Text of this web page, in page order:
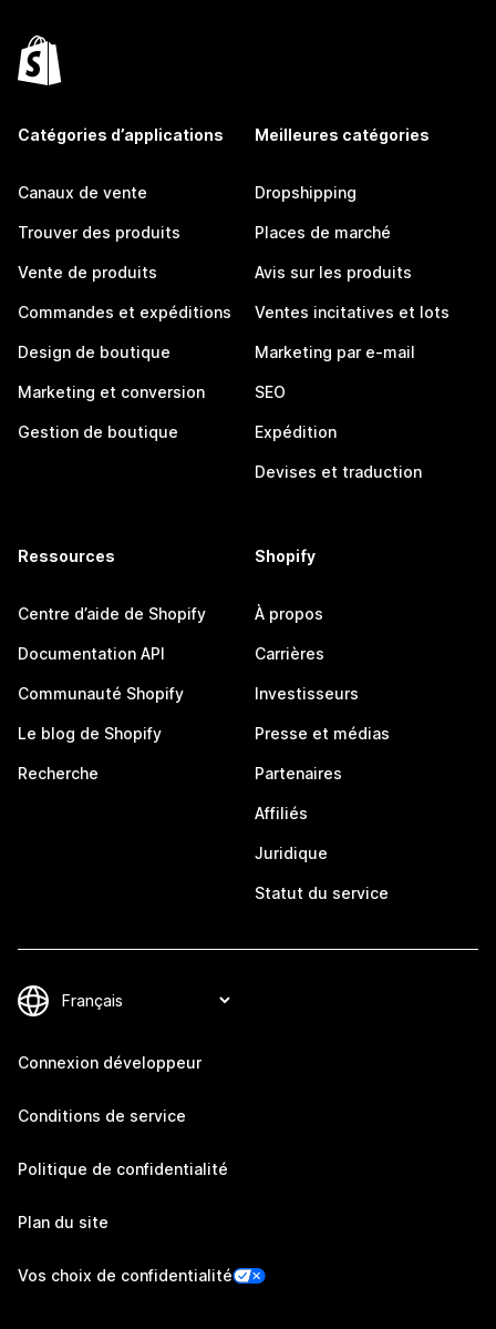
Catégories d’applications
Canaux de vente
Trouver des produits
Vente de produits
Commandes et expéditions
Design de boutique
Marketing et conversion
Gestion de boutique
Meilleures catégories
Dropshipping
Places de marché
Avis sur les produits
Ventes incitatives et lots
Marketing par e-mail
SEO
Expédition
Devises et traduction
Ressources
Centre d’aide de Shopify
Documentation API
Communauté Shopify
Le blog de Shopify
Recherche
Shopify
À propos
Carrières
Investisseurs
Presse et médias
Partenaires
Affiliés
Juridique
Statut du service
Connexion développeur
Conditions de service
Politique de confidentialité
Plan du site
Vos choix de confidentialité